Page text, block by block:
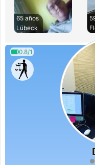
65 años
Lübeck
0.8/1